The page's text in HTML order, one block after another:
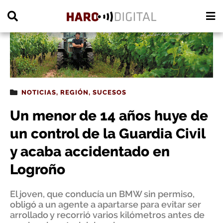
NOTICIAS, REGIÓN, SUCESOS
Un menor de 14 años huye de
un control de la Guardia Civil
y acaba accidentado en
Logroño
El joven, que conducía un BMW sin permiso,
obligó a un agente a apartarse para evitar ser
arrollado y recorrió varios kilómetros antes de